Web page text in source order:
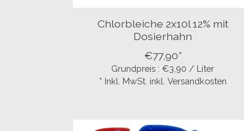
Chlorbleiche 2x10l 12% mit
Dosierhahn
€77,90*
Grundpreis : €3,90 / Liter
* Inkl. MwSt. inkl. Versandkosten